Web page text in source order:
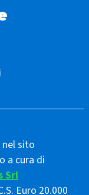
sito
a cura di
Srl
Euro 20.000